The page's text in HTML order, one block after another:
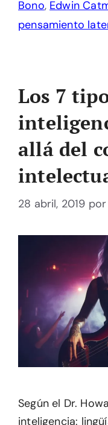
Bono, Edwin
pensamiento
Los 7
allá del
28 abril, 2019
Según el Dr.
inteligencia: